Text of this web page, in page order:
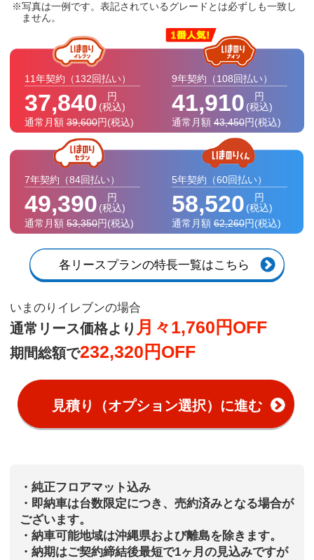
写真は一例です。表記されているグレードとは必ずしも一致し
ません。
11年契約 （132回払い）
37,840
円
(税込)
通常月額 39,600円(税込)
9年契約 （108回払い）
41,910
円
(税込)
通常月額 43,450円(税込)
7年契約 （84回払い）
49,390
円
(税込)
通常月額 53,350円(税込)
5年契約 （60回払い）
58,520
円
(税込)
通常月額 62,260円(税込)
各リースプランの特長一覧はこちら
いまのりイレブンの場合
通常リース価格より 月々1,760円OFF
期間総額で232,320円OFF
見積り（オプション選択）に進む
・純正フロアマット込み
・即納車は台数限定につき、売約済みとなる場合が
ございます。
・納車可能地域は沖縄県および離島を除きます。
・納期はご契約締結後最短で1ヶ月の見込みですが